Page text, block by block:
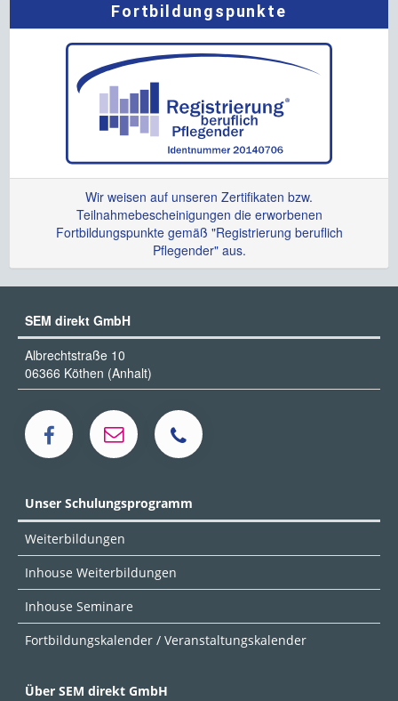
Fortbildungspunkte
Wir weisen auf unseren Zertifikaten bzw.
Teilnahmebescheinigungen die erworbenen
Fortbildungspunkte gemäß "Registrierung beruflich
Pflegender" aus.
SEM direkt GmbH
Albrechtstraße 10
06366 Köthen (Anhalt)
Unser Schulungsprogramm
Weiterbildungen
Inhouse Weiterbildungen
Inhouse Seminare
Fortbildungskalender / Veranstaltungskalender
Über SEM direkt GmbH